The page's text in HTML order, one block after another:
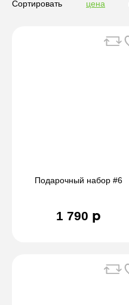
Сортировать цена
Подарочный набор #6
1 790 р